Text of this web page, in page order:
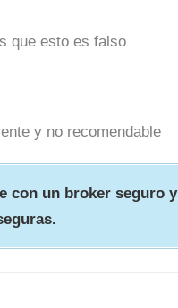
que esto es falso
y no recomendable
con un broker seguro y